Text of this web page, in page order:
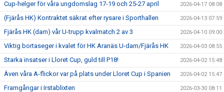
Cup-helger för våra ungdomslag 17-19 och 25-27 april 2026-04-17 08:08
(Fjärås HK) Kontraktet säkrat efter rysare i Sporthallen 2026-04-13 07:59
Fjärås HK (dam) vår U-trupp kvalmatch 2 av 3 2026-04-10 09:00
Viktig bortaseger i kvalet för HK Aranäs U-dam/Fjärås HK 2026-04-03 08:55
Starka insatser i Lloret Cup, guld till P18! 2026-04-02 15:48
Även våra A-flickor var på plats under Lloret Cup i Spanien 2026-04-02 15:47
Framgångar i Irstablixten 2026-03-30 08:11